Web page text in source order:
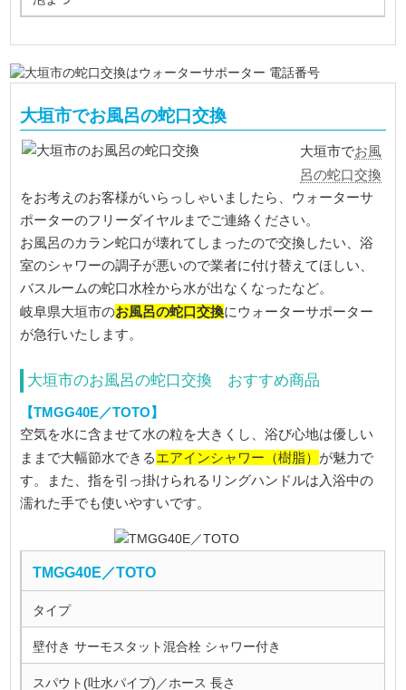
大垣市でお風呂の蛇口交換
大垣市でお風
呂の蛇口交換
をお考えのお客様がいらっしゃいましたら、ウォーターサ
ポーターのフリーダイヤルまでご連絡ください。
お風呂のカラン蛇口が壊れてしまったので交換したい、浴
室のシャワーの調子が悪いので業者に付け替えてほしい、
バスルームの蛇口水栓から水が出なくなったなど。
岐阜県大垣市のお風呂の蛇口交換にウォーターサポーター
が急行いたします。
大垣市のお風呂の蛇口交換 おすすめ商品
【TMGG40E／TOTO】
空気を水に含ませて水の粒を大きくし、浴び心地は優しい
ままで大幅節水できるエアインシャワー（樹脂） が魅力で
す。また、指を引っ掛けられるリングハンドルは入浴中の
濡れた手でも使いやすいです。
TMGG40E／TOTO
タイプ
壁付き サーモスタット混合栓 シャワー付き
スパウト(吐水パイプ)／ホース 長さ